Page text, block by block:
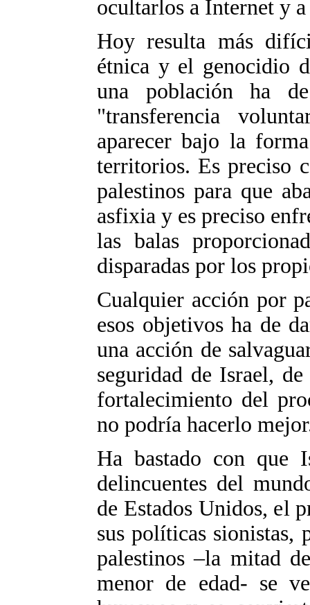
ocultarlos a Internet y
Hoy resulta más
étnica y el genocidio
una población ha
"transferencia
aparecer bajo la
territorios. Es preciso
palestinos para que
asfixia y es preciso
las balas
disparadas por los
Cualquier acción por
esos objetivos ha de
una acción de
seguridad de Israel,
fortalecimiento del
no podría hacerlo
Ha bastado con que
delincuentes del
de Estados Unidos, el
sus políticas sionistas,
palestinos –la mitad
menor de edad- se